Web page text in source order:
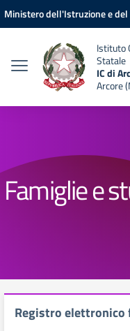
Vai ai contenuti
Vai al menu di navigazione
Vai al footer
Ministero dell'Istruzione e del
Istituto
Statale
IC di
Arcore
Famiglie e
Registro elettronico